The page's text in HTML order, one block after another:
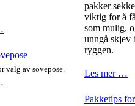
valg av sovepose.
pakker
viktig for å
som mulig,
unngå skjev
ryggen.
Les mer …
Pakketips